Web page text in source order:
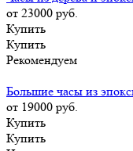
от 23000 руб.
Купить
Купить
Рекомендуем
Большие часы из
от 19000 руб.
Купить
Купить